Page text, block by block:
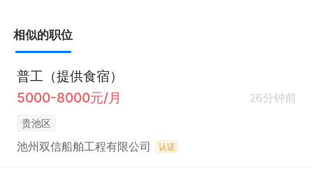
相似的职位
普工（提供食宿）
5000-8000元/月
26分钟前
贵池区
池州双信船舶工程有限公司 认证